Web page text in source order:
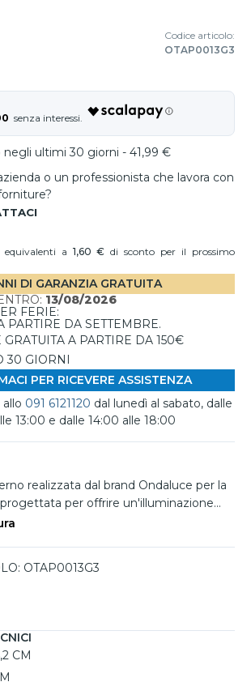
Codice articolo:
OTAP0013G3
negli ultimi 30 giorni - 41,99 €
o un professionista che lavora con
equivalenti a 1,60 € di sconto per il prossimo
DI GARANZIA GRATUITA
13/08/2026
FERIE:
PARTIRE DA SETTEMBRE.
A PARTIRE DA 150€
30 GIORNI
PER RICEVERE ASSISTENZA
091 6121120 dal lunedì al sabato, dalle
13:00 e dalle 14:00 alle 18:00
realizzata dal brand Ondaluce per la
per offrire un'illuminazione
in contesti residenziali e professionali.
contemporanei. La forma rotonda,
si abbina facilmente a diverse
Il LED integrato da 10W con
3000K crea un'atmosfera calda e
per ingressi e terrazze. Le dimensioni
di 16 cm e profondita di 5,2 cm,
sia a soffitto che a parete.
OTAP0013G3
CM